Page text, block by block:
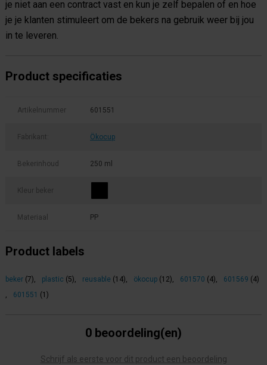
je niet aan een contract vast en kun je zelf bepalen of en hoe
je je klanten stimuleert om de bekers na gebruik weer bij jou
in te leveren.
Product specificaties
Artikelnummer 601551
Fabrikant: Ökocup
Bekerinhoud 250 ml
Kleur beker
Materiaal PP
Product labels
beker (7), plastic (5), reusable (14), ökocup (12), 601570 (4), 601569 (4)
,
601551 (1)
0 beoordeling(en)
Schrijf als eerste voor dit product een beoordeling